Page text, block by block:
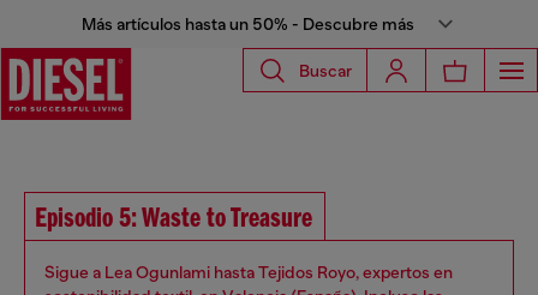
Más artículos hasta un 50% - Descubre más
Buscar
Episodio 5: Waste to Treasure
Sigue a Lea Ogunlami hasta Tejidos Royo, expertos en